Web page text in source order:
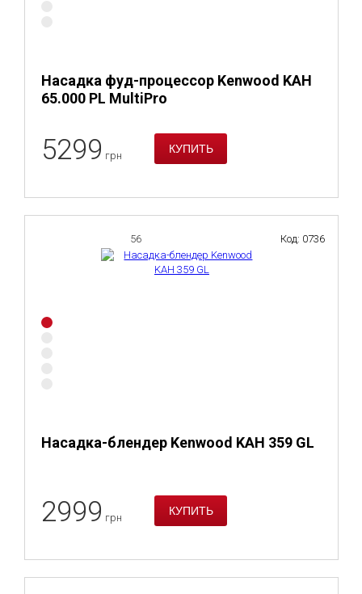
Насадка фуд-процессор Kenwood KAH
65.000 PL MultiPro
5299 грн
56
Насадка-блендер Kenwood KAH 359 GL
Код: 0736
2999 грн